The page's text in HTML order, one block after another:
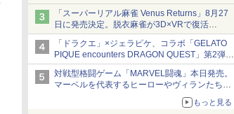
8月7日発売
「特製ガーリックマヨソース」を使用した超大
型チーズバーガー
「スーパーリアル麻雀 Venus Returns」8月27
日に発売決定。脱衣麻雀が3D×VRで復活
発売から2週間は20%オフになるセールが実施
「ドラクエ」×ジェラピケ、コラボ「GELATO
PIQUE encounters DRAGON QUEST」第2弾が
本日発売
アイスカップに入ったスライムやわたぼう、ベ
ビーサタンなどがオリジナルアートで登場
対戦型格闘ゲーム「MARVEL闘魂」本日発売。
マーベルを代表するヒーローやヴィランたちが
「GUILTY GEAR」などの格ゲーを手掛けるア
もっと見る